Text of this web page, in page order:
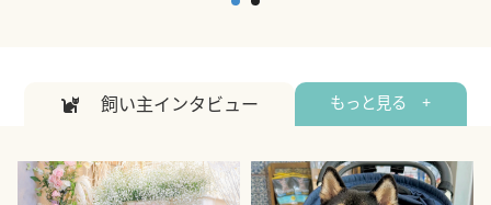
飼い主インタビュー もっと見る +